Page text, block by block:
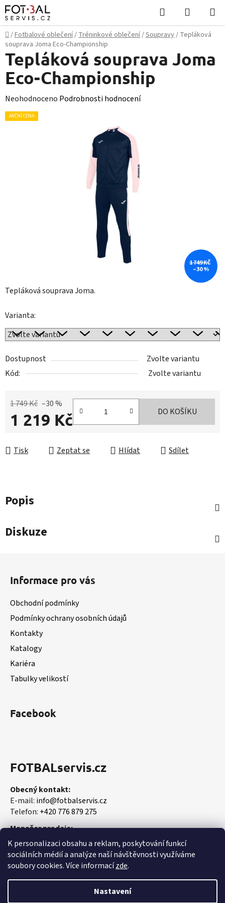
K personalizaci obsahu a reklam, poskytování funkcí
sociálních médií a analýze naší návštěvnosti využíváme
soubory cookies. Více informacízde.
Nastavení
Přejít
na
obsah
Hledat
KOŠÍK
Domů
/Fotbalové oblečení/Tréninkové oblečení/Soupravy/ Tepláková
souprava Joma Eco-Championship
Tepláková souprava Joma.
Varianta:
Dostupnost
Zvolte variantu
Kód:
Zvolte variantu
1 749 Kč –30 %
1 219 Kč DO KOŠÍKU
Tisk Zeptat se Hlídat Sdílet
Tepláková souprava Joma
Eco-Championship
Průměrné
hodnocení
Neohodnoceno Podrobnosti hodnocení
AKČNÍ CENA
1 749 KČ
–30 %
Popis
Diskuze
Informace pro vás
Obchodní podmínky
Podmínky ochrany osobních údajů
Kontakty
Katalogy
Kariéra
Tabulky velikostí
Facebook
FOTBALservis.cz
Obecný kontakt:
E-mail: info@fotbalservis.cz
Telefon: +420 776 879 275
Manažer prodeje:
Martin Vališ
Mobil:+420 606 657 244